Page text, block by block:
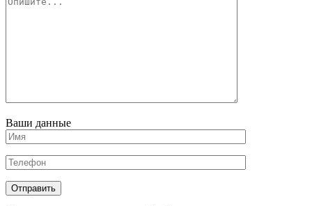
Ваши данные
Отправить